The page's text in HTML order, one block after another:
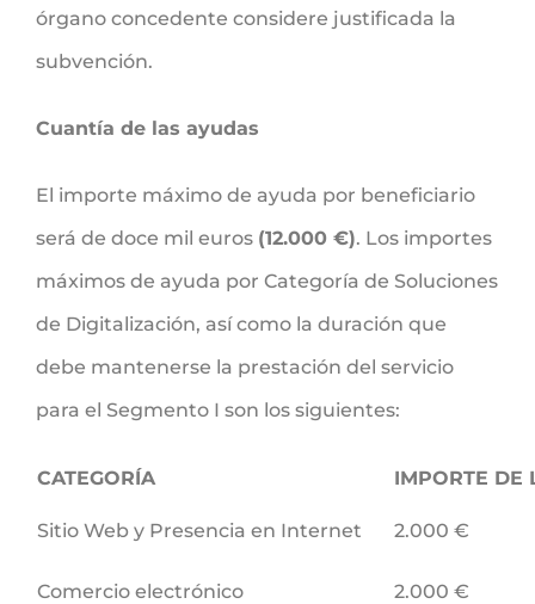
órgano concedente considere justificada la
subvención.
Cuantía de las ayudas
El importe máximo de ayuda por beneficiario
será de doce mil euros (12.000 €). Los importes
máximos de ayuda por Categoría de Soluciones
de Digitalización, así como la duración que
debe mantenerse la prestación del servicio
para el Segmento I son los siguientes:
CATEGORÍA IMPORTE DE
Sitio Web y Presencia en Internet 2.000 €
Comercio electrónico 2.000 €